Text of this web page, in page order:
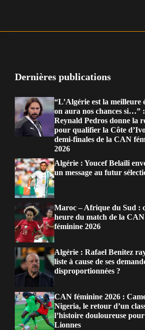
Dernières publications
“L’Algérie est la meilleure
on aura nos chances si…” :
Reynald Pedros donne la
pour qualifier la Côte
demi-finales de la CAN
2026
Algérie : Youcef Belaïli
un message au futur
Maroc – Afrique du Sud :
heure du match de la CAN
féminine 2026
Algérie : Rafael Benitez
liste à cause de ses
disproportionnées ?
CAN féminine 2026 :
Nigeria, le retour d’un
l’histoire douloureuse pour
Lionnes